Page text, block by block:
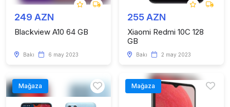
249 AZN
Blackview A10 64 GB
Bakı 6 may 2023
255 AZN
Xiaomi Redmi 10C 128
GB
Bakı 2 may 2023
Mağaza Mağaza